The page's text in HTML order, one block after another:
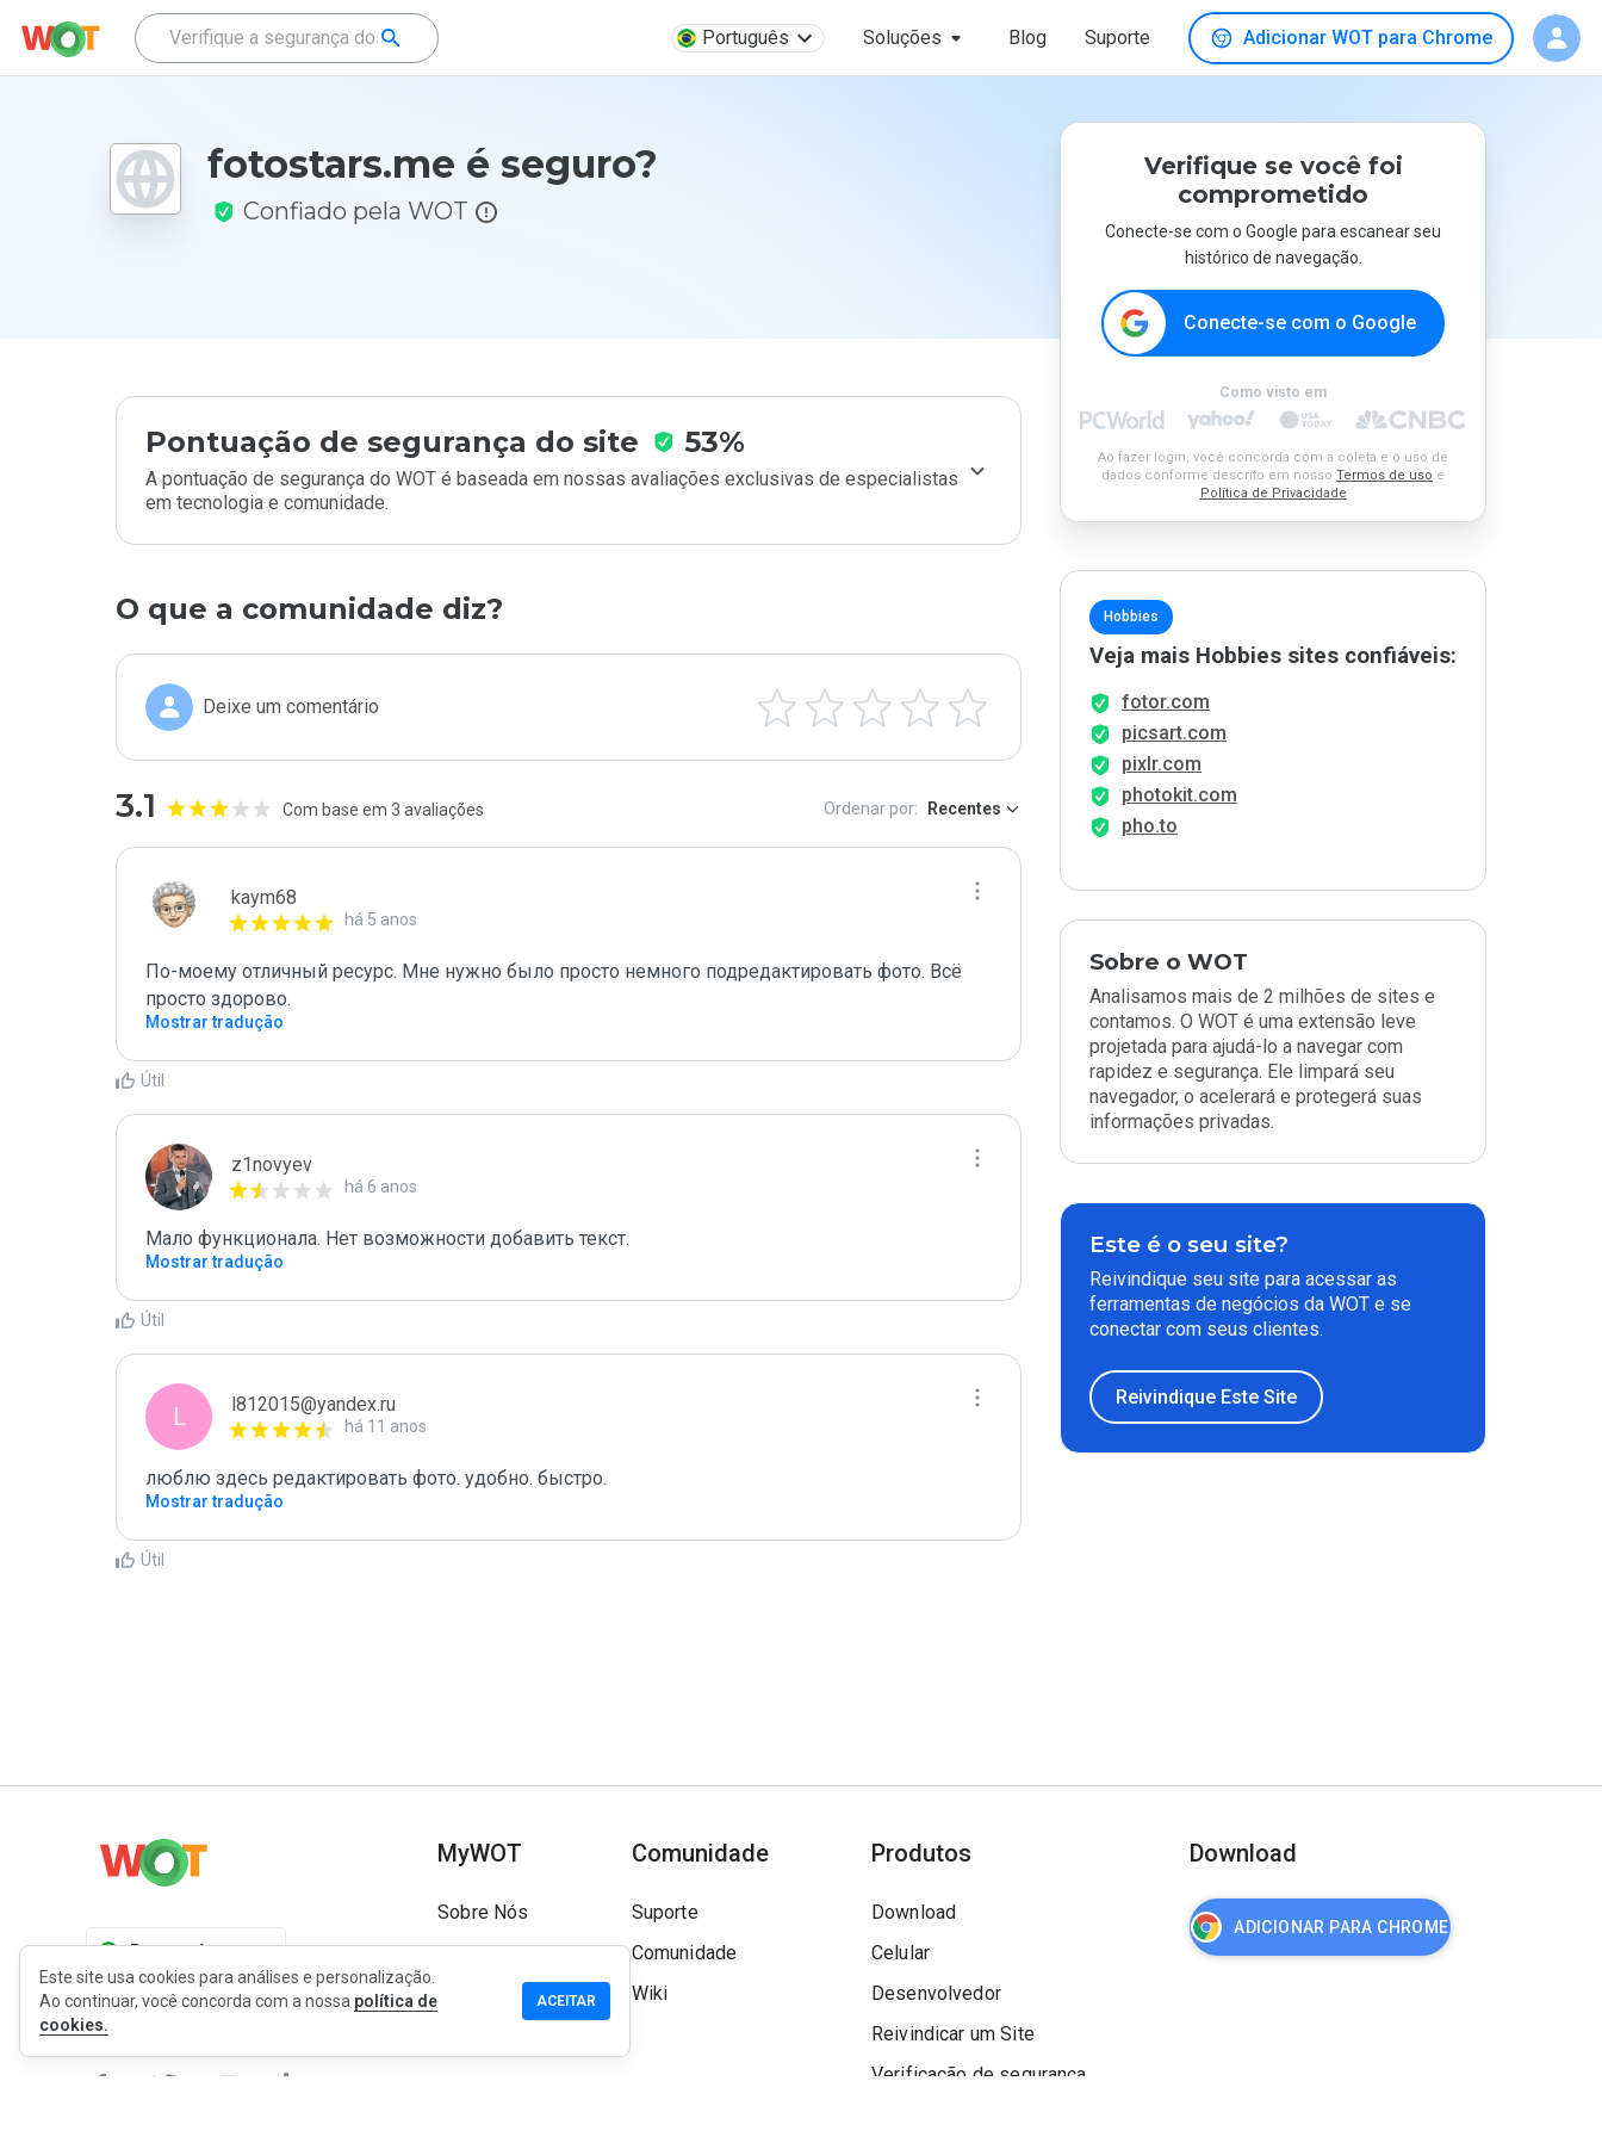
Português Soluções Blog Suporte Adicionar WOT para Chrome
fotostars.me é seguro?
Confiado pela WOT
Pontuação de segurança do site 53%
A pontuação de segurança do WOT é baseada em nossas avaliações exclusivas de especialistas
em tecnologia e comunidade.
O que a comunidade diz?
Deixe um comentário
3.1 Com base em 3 avaliações Ordenar por: Recentes
kaym68
há 5 anos
По-моему отличный ресурс. Мне нужно было просто немного подредактировать фото. Всё
просто здорово.
Mostrar tradução
Útil
z1novyev
há 6 anos
Мало функционала. Нет возможности добавить текст.
Mostrar tradução
Útil
L l812015@yandex.ru
há 11 anos
люблю здесь редактировать фото. удобно. быстро.
Mostrar tradução
Útil
Verifique se você foi
comprometido
Conecte-se com o Google para escanear seu
histórico de navegação.
Conecte-se com o Google
Como visto em
Ao fazer login, você concorda com a coleta e o uso de
dados conforme descrito em nosso Termos de uso e
Política de Privacidade
Hobbies
Veja mais Hobbies sites confiáveis:
fotor.com
picsart.com
pixlr.com
photokit.com
pho.to
Sobre o WOT
Analisamos mais de 2 milhões de sites e
contamos. O WOT é uma extensão leve
projetada para ajudá-lo a navegar com
rapidez e segurança. Ele limpará seu
navegador, o acelerará e protegerá suas
informações privadas.
Este é o seu site?
Reivindique seu site para acessar as
ferramentas de negócios da WOT e se
conectar com seus clientes.
Reivindique Este Site
Português
MyWOT
Sobre Nós
Contato
Comunidade
Suporte
Comunidade
Wiki
Produtos
Download
Celular
Desenvolvedor
Reivindicar um Site
Verificação de segurança
Download
ADICIONAR PARA CHROME
Este site usa cookies para análises e personalização.
Ao continuar, você concorda com a nossa política de
cookies.
ACEITAR